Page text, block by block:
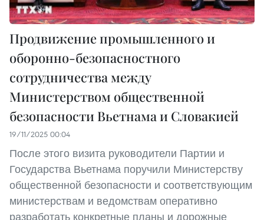
Продвижение промышленного и
оборонно-безопасностного
сотрудничества между
Министерством общественной
безопасности Вьетнама и Словакией
19/11/2025 00:04
После этого визита руководители Партии и
Государства Вьетнама поручили Министерству
общественной безопасности и соответствующим
министерствам и ведомствам оперативно
разработать конкретные планы и дорожные